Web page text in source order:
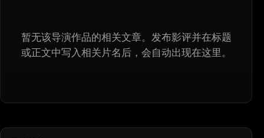
暂无该导演作品的相关文章。发布影评并在标题
或正文中写入相关片名后，会自动出现在这里。